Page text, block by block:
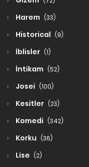
Harem (33)
Historical (9)
İblisler (1)
İntikam (52)
Josei (100)
Kesitler (23)
Komedi (342)
Korku (36)
Lise (2)